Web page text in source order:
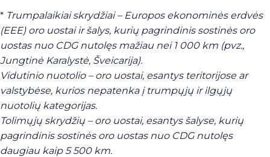
* Trumpalaikiai skrydžiai – Europos ekonominės erdvės
(EEE) oro uostai ir šalys, kurių pagrindinis sostinės oro
uostas nuo CDG nutolęs mažiau nei 1 000 km (pvz.,
Jungtinė Karalystė, Šveicarija).
Vidutinio nuotolio – oro uostai, esantys teritorijose ar
valstybėse, kurios nepatenka į trumpųjų ir ilgųjų
nuotolių kategorijas.
Tolimųjų skrydžių – oro uostai, esantys šalyse, kurių
pagrindinis sostinės oro uostas nuo CDG nutolęs
daugiau kaip 5 500 km.